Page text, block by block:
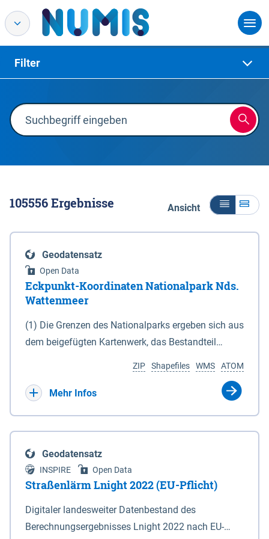
Filter
105556Ergebnisse Ansicht
Geodatensatz
Open Data
Eckpunkt-Koordinaten Nationalpark Nds.
Wattenmeer
(1) Die Grenzen des Nationalparks ergeben sich aus
dem beigefügten Kartenwerk, das Bestandteil
(DTK) im Maßstab 1 : 100 000 (Anlage 2), 2.
verkleinerte Amtliche Karte 1 : 5 000 (AK5) im
projizierte Koordinaten im Europäischen
Terrestrischen Referenzsystem 1989 (ETRS 89) mit
der Universalen Transversalen Mercator-Abbildung
bezogen auf die Zone 32 N (UTM 32N) dargestellt
(Anlage 4); Gleiches gilt für die geografischen
ATOM
WMS
Shapefiles
ZIP
Mehr Infos
Geodatensatz
INSPIRE Open Data
Straßenlärm Lnight 2022 (EU-Pflicht)
Digitaler landesweiter Datenbestand des
Berechnungsergebnisses Lnight 2022 nach EU-